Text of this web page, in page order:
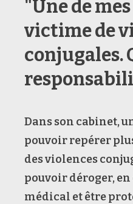
"Une de
victime de
conjugales.
Dans son cabinet,
pouvoir repérer
des violences
pouvoir déroger,
médical et être